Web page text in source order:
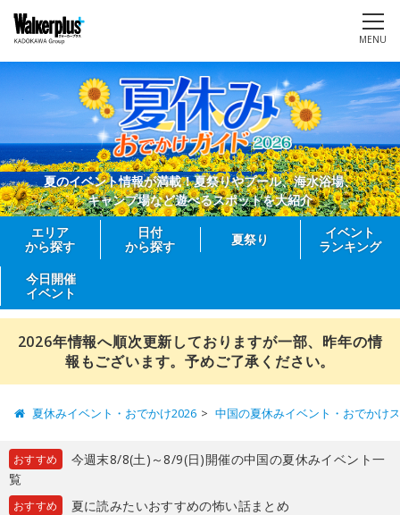
MENU
夏のイベント情報が満載！夏祭りやプール、海水浴場、
キャンプ場など遊べるスポットを大紹介
エリア
から探す
日付
から探す
夏祭り
イベント
ランキング
今日開催
イベント
2026年情報へ順次更新しておりますが一部、昨年の情
報もございます。予めご了承ください。
夏休みイベント・おでかけ2026 中国の夏休みイベント・おでかけ
おすすめ
今週末8/8(土)～8/9(日)開催の中国の夏休みイベント一
覧
おすすめ 夏に読みたいおすすめの怖い話まとめ